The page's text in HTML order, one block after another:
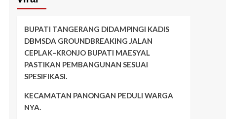
BUPATI TANGERANG DIDAMPINGI KADIS
DBMSDA GROUNDBREAKING JALAN
CEPLAK–KRONJO BUPATI MAESYAL
PASTIKAN PEMBANGUNAN SESUAI
SPESIFIKASI.
KECAMATAN PANONGAN PEDULI WARGA
NYA.